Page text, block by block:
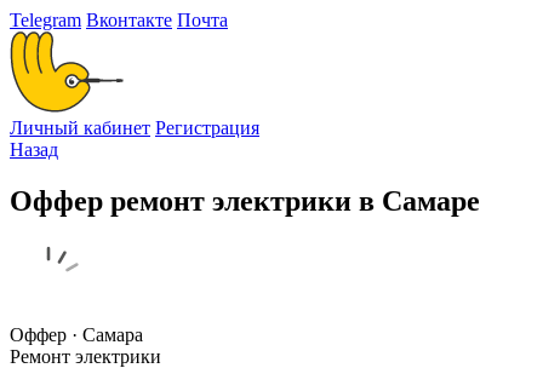
Telegram Вконтакте Почта
Личный кабинет Регистрация
Назад
Оффер ремонт электрики в Самаре
Оффер · Самара
Ремонт электрики